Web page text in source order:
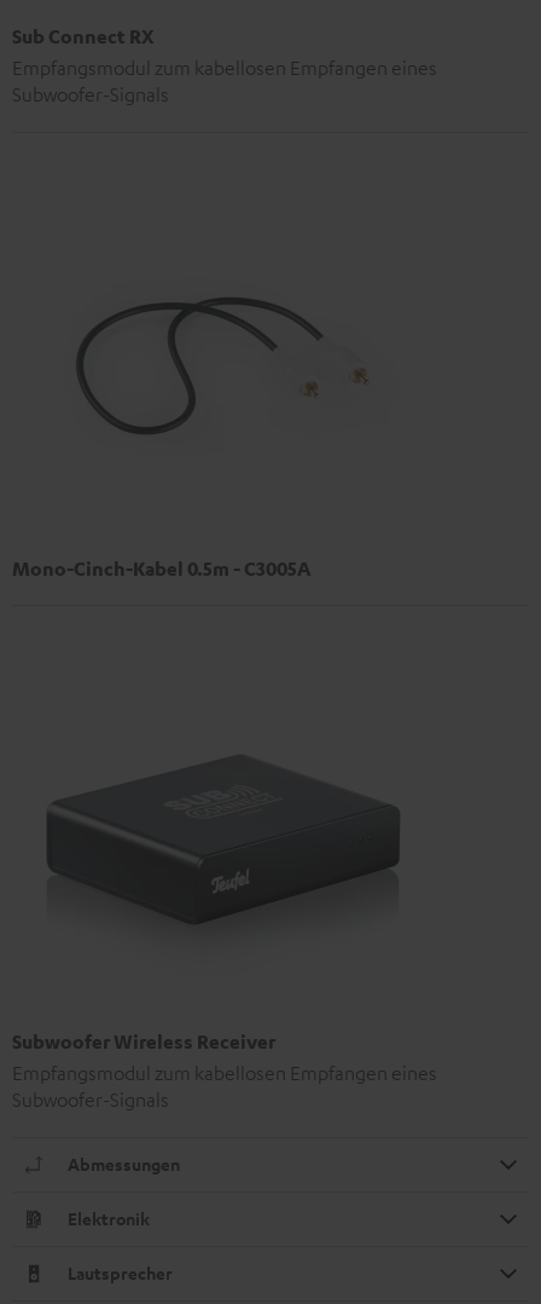
Sub Connect RX
Empfangsmodul zum kabellosen Empfangen eines
Subwoofer-Signals
Mono-Cinch-Kabel 0.5m - C3005A
Subwoofer Wireless Receiver
Empfangsmodul zum kabellosen Empfangen eines
Subwoofer-Signals
Abmessungen
Elektronik
Lautsprecher